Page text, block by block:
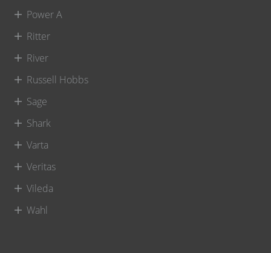
Power A
Ritter
River
Russell Hobbs
Sage
Shark
Varta
Veritas
Vileda
Wahl